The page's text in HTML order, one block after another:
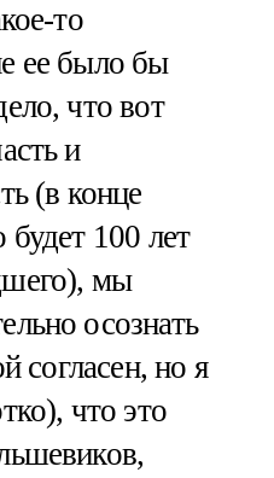
то
ее было бы
что вот
и
(в конце
100 лет
мы
осознать
согласен, но я
что это